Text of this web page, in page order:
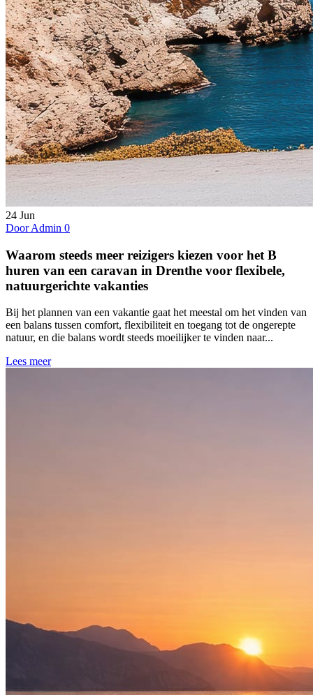
24 Jun
Door Admin 0
Waarom steeds meer reizigers kiezen voor het B
huren van een caravan in Drenthe voor flexibele,
natuurgerichte vakanties
Bij het plannen van een vakantie gaat het meestal om het vinden van
een balans tussen comfort, flexibiliteit en toegang tot de ongerepte
natuur, en die balans wordt steeds moeilijker te vinden naar...
Lees meer